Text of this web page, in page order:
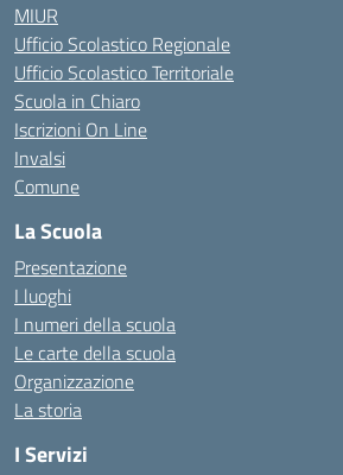
MIUR
Ufficio Scolastico Regionale
Ufficio Scolastico Territoriale
Scuola in Chiaro
Iscrizioni On Line
Invalsi
Comune
La Scuola
Presentazione
I luoghi
I numeri della scuola
Le carte della scuola
Organizzazione
La storia
I Servizi